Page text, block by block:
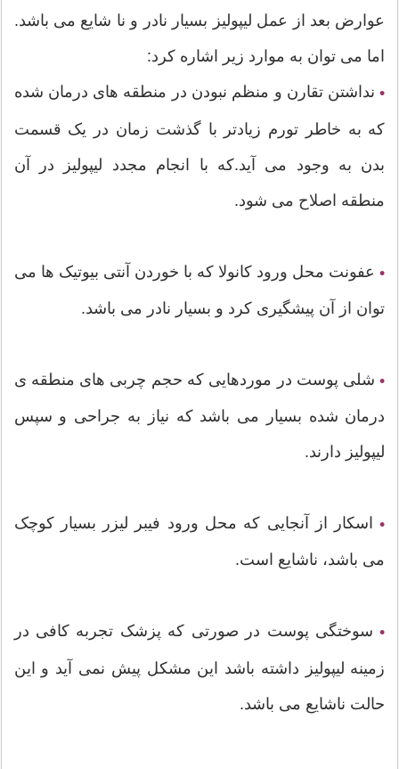
عوارض بعد از عمل لیپولیز بسیار نادر و نا شایع می باشد.
اما می توان به موارد زیر اشاره کرد:
•نداشتن تقارن و منظم نبودن در منطقه های درمان شده
که به خاطر تورم زیادتر با گذشت زمان در یک قسمت
بدن به وجود می آید.که با انجام مجدد لیپولیز در آن
منطقه اصلاح می شود.
•عفونت محل ورود کانولا که با خوردن آنتی بیوتیک ها می
توان از آن پیشگیری کرد و بسیار نادر می باشد.
•شلی پوست در موردهایی که حجم چربی های منطقه ی
درمان شده بسیار می باشد که نیاز به جراحی و سپس
لیپولیز دارند.
•اسکار از آنجایی که محل ورود فیبر لیزر بسیار کوچک
می باشد، ناشایع است.
•سوختگی پوست در صورتی که پزشک تجربه کافی در
زمینه لیپولیز داشته باشد این مشکل پیش نمی آید و این
حالت ناشایع می باشد.